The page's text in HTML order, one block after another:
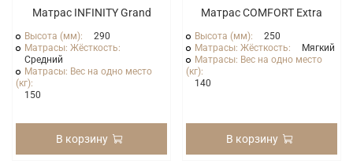
Матрас INFINITY Grand
Высота (мм):
290
Матрасы: Жёсткость:
Средний
Матрасы: Вес на одно место
(кг):
150
В корзину
Матрас COMFORT Extra
Высота (мм):
250
Матрасы: Жёсткость:
Мягкий
Матрасы: Вес на одно место
(кг):
140
В корзину